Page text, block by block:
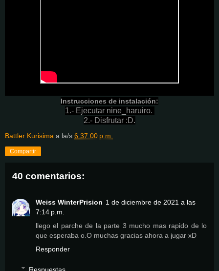
Instrucciones de instalación:
1.- Ejecutar nine_haruiro.
2.- Disfrutar :D.
Battler Kurisima a la/s 6:37:00 p.m.
Compartir
40 comentarios:
Weiss WinterPrision 1 de diciembre de 2021 a las
7:14 p.m.
llego el parche de la parte 3 mucho mas rapido de lo
que esperaba o.O muchas gracias ahora a jugar xD
Responder
Respuestas